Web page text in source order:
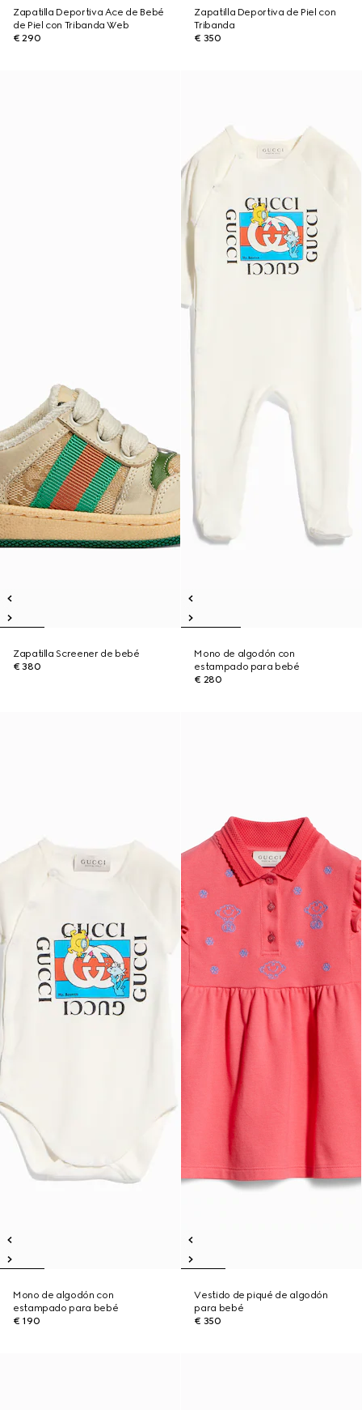
Zapatilla Deportiva Ace de Bebé
de Piel con Tribanda Web
€ 290
Zapatilla Deportiva de Piel con
Tribanda
€ 350
Zapatilla Screener de bebé
€ 380
Mono de algodón con
estampado para bebé
€ 280
Mono de algodón con
estampado para bebé
€ 190
Vestido de piqué de algodón
para bebé
€ 350